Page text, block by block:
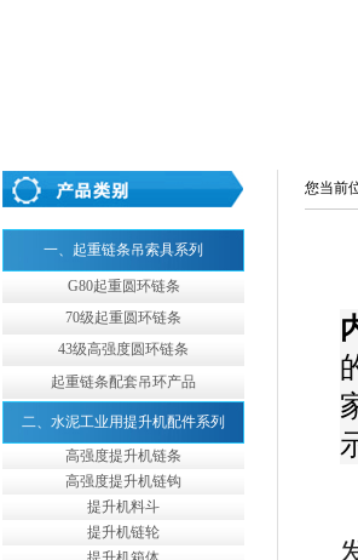
一、起重链条吊索具系列
G80起重圆环链条
70级起重圆环链条
43级高强度圆环链条
起重链条配套吊环产品
二、水泥工业用提升机配件系列
高强度提升机链条
高强度提升机链钩
提升机料斗
提升机链轮
您当前